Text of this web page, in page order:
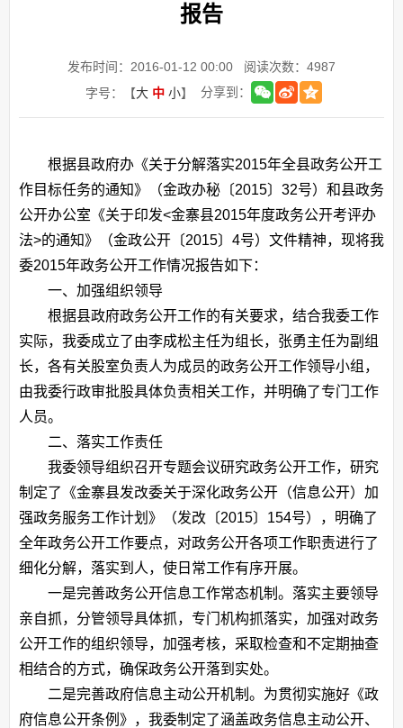
报告
发布时间：2016-01-12 00:00 阅读次数：4987
字号：【大 中 小】 分享到：
根据县政府办《关于分解落实2015年全县政务公开工
作目标任务的通知》（金政办秘〔2015〕 32号）和县政务
公开办公室《关于印发<金寨县2015年度政务公开考评办
法>的通知》（金政公开〔2015〕 4号）文件精神，现将我
委2015年政务公开工作情况报告如下：
一、加强组织领导
根据县政府政务公开工作的有关要求，结合我委工作
实际，我委成立了由李成松主任为组长，张勇主任为副组
长，各有关股室负责人为成员的政务公开工作领导小组，
由我委行政审批股具体负责相关工作，并明确了专门工作
人员。
二、落实工作责任
我委领导组织召开专题会议研究政务公开工作，研究
制定了《金寨县发改委关于深化政务公开（信息公开）加
强政务服务工作计划》（发改〔2015〕 154号），明确了
全年政务公开工作要点，对政务公开各项工作职责进行了
细化分解，落实到人，使日常工作有序开展。
一是完善政务公开信息工作常态机制。落实主要领导
亲自抓，分管领导具体抓，专门机构抓落实，加强对政务
公开工作的组织领导，加强考核，采取检查和不定期抽查
相结合的方式，确保政务公开落到实处。
二是完善政府信息主动公开机制。为贯彻实施好《政
府信息公开条例》，我委制定了涵盖政务信息主动公开、